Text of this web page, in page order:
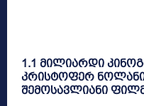
1.1 მილიარდი
კრისტოფერ
შემოსავლიანი